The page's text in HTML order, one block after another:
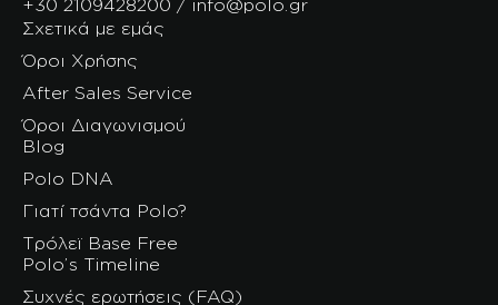
+30 2109428200 / info@polo.gr
Σχετικά με εμάς
Όροι Χρήσης
After Sales Service
Όροι Διαγωνισμού
Blog
Polo DNA
Γιατί τσάντα Polo?
Τρόλεϊ Base Free
Polo’s Timeline
Συχνές ερωτήσεις (FAQ)